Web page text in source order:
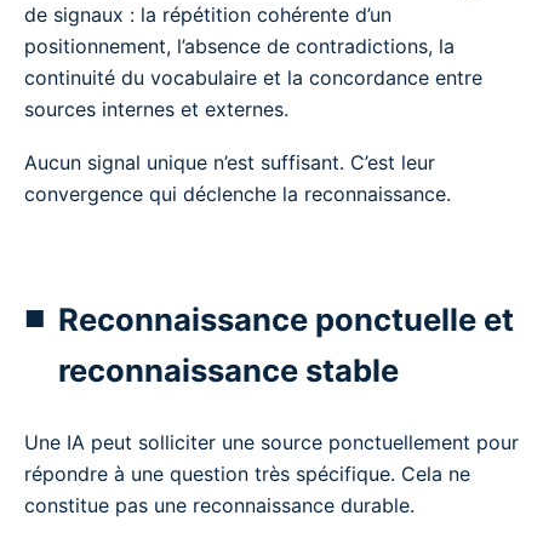
de signaux : la répétition cohérente d’un
positionnement, l’absence de contradictions, la
continuité du vocabulaire et la concordance entre
sources internes et externes.
Aucun signal unique n’est suffisant. C’est leur
convergence qui déclenche la reconnaissance.
Reconnaissance ponctuelle et
reconnaissance stable
Une IA peut solliciter une source ponctuellement pour
répondre à une question très spécifique. Cela ne
constitue pas une reconnaissance durable.